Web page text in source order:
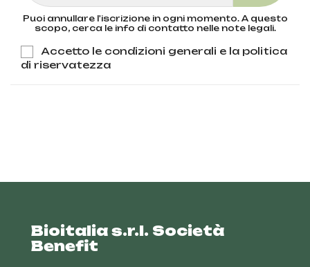
Puoi annullare l'iscrizione in ogni momento. A questo
scopo, cerca le info di contatto nelle note legali.
Accetto le condizioni generali e la politica
di riservatezza
Bioitalia s.r.l. Società
Benefit